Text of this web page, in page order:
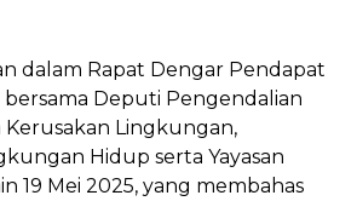
dalam Rapat Dengar Pendapat
bersama Deputi Pengendalian
Kerusakan Lingkungan,
Hidup serta Yayasan
19 Mei 2025, yang membahas